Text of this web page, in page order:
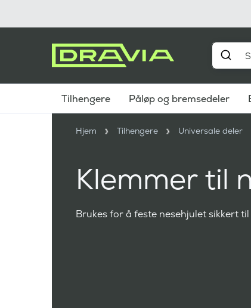
Tilhengere Påløp og bremsedeler
Hjem Tilhengere Universale deler
Klemmer til
Brukes for å feste nesehjulet sikkert